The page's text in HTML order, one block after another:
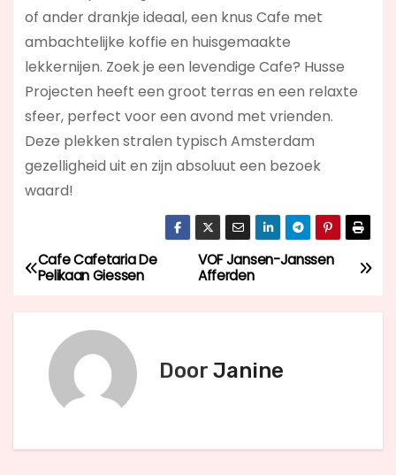
of ander drankje ideaal, een knus Cafe met
ambachtelijke koffie en huisgemaakte
lekkernijen. Zoek je een levendige Cafe? Husse
Projecten heeft een groot terras en een relaxte
sfeer, perfect voor een avond met vrienden.
Deze plekken stralen typisch Amsterdam
gezelligheid uit en zijn absoluut een bezoek
waard!
B
e
h
VOF Jansen-Janssen
Afferden
Cafe Cafetaria De
Pelikaan Giessen
Door Janine